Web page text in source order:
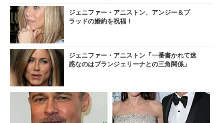
ジェニファー・アニストン、アンジー＆ブ
ラッドの婚約を祝福！
ジェニファー・アニストン「一番書かれて迷
惑なのはブランジェリーナとの三角関係」